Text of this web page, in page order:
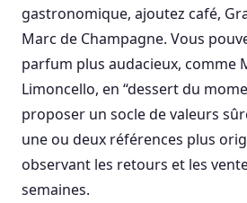
gastronomique, ajoutez café,
Marc de Champagne. Vous
parfum plus audacieux, comme
Limoncello, en “dessert du
proposer un socle de valeurs
une ou deux références plus
observant les retours et les
semaines.